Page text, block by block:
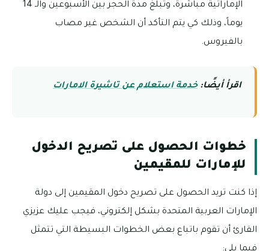
الإماراتية مباشرة، وتبلغ مدة الحجر بين الأسبوعين والـ 14
يوماً، وذلك كي يتم التأكد أن الشخص غير مصاب
بالفيروس.
اقرأ أيضًا:خدمة استعلام عن تاشيرة الامارات
خطوات الحصول على تصريح الدخول
للإمارات للمقيمين
إذا كنت تريد الحصول على تصريح دخول المقيمين إلى دولة
الإمارات العربية المتحدة بشكل إلكتروني، فيجب عليك عزيزي
القارئ أن تقوم باتباع بعض الخطوات البسيطة التي تتمثل